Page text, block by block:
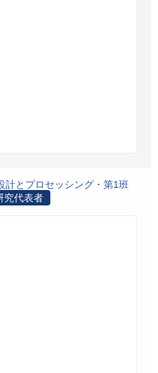
計とプロセッシング・第1班
究代表者